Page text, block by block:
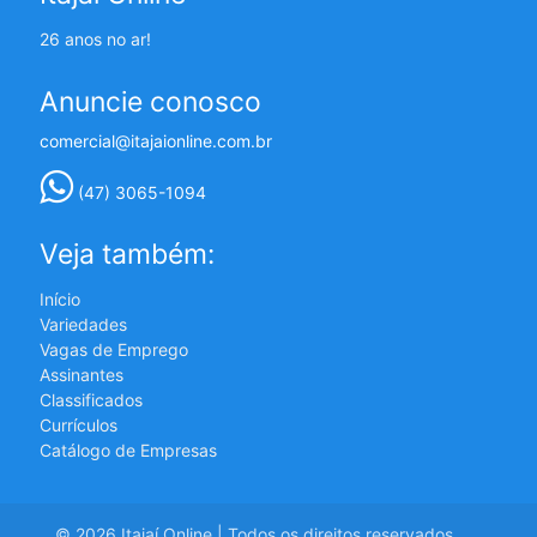
26 anos no ar!
Anuncie conosco
comercial@itajaionline.com.br
(47) 3065-1094
Veja também:
Início
Variedades
Vagas de Emprego
Assinantes
Classificados
Currículos
Catálogo de Empresas